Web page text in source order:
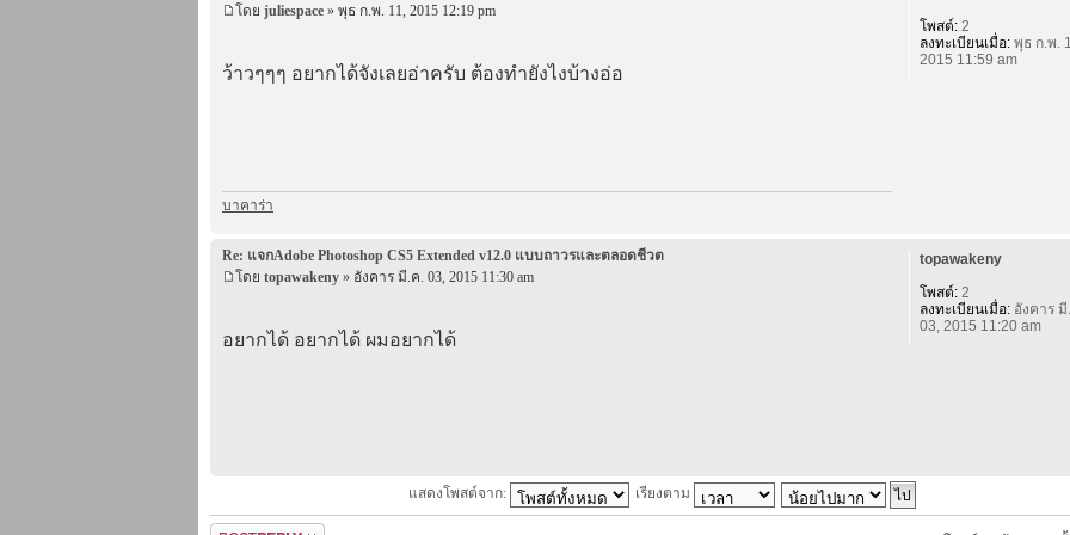
โดย juliespace » พุธ ก.พ. 11, 2015 12:19 pm
ว้าวๆๆๆ อยากได้จังเลยอ่าครับ ต้องทำยังไงบ้างอ่อ
บาคาร่า
โพสต์:2
ลงทะเบียนเมื่อ:พุธ ก.พ.
2015 11:59 am
Re: แจกAdobe Photoshop CS5 Extended v12.0 แบบถาวรและตลอดชีวต
โดย topawakeny » อังคาร มี.ค. 03, 2015 11:30 am
อยากได้ อยากได้ ผมอยากได้
topawakeny
โพสต์:2
ลงทะเบียนเมื่อ:อังคาร มี.
03, 2015 11:20 am
แสดงโพสต์จาก: เรียงตาม